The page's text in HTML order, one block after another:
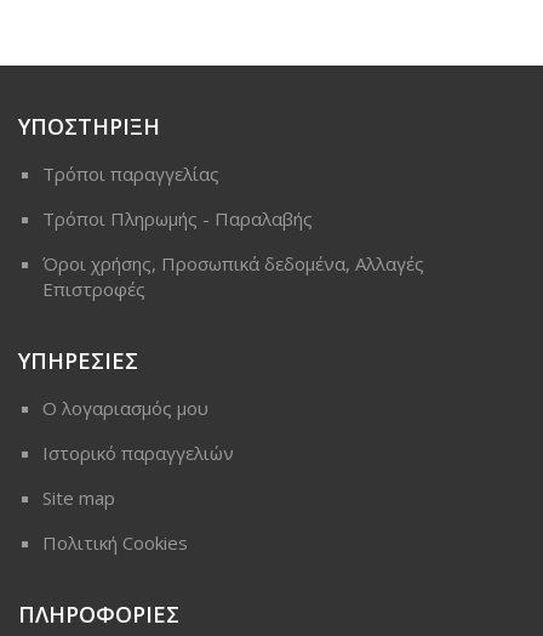
ΥΠΟΣΤΗΡΙΞΗ
Τρόποι παραγγελίας
Τρόποι Πληρωμής - Παραλαβής
Όροι χρήσης, Προσωπικά δεδομένα, Αλλαγές
Επιστροφές
ΥΠΗΡΕΣΙΕΣ
Ο λογαριασμός μου
Ιστορικό παραγγελιών
Site map
Πολιτική Cookies
ΠΛΗΡΟΦΟΡΙΕΣ